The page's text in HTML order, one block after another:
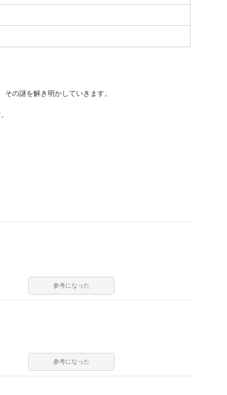
の謎を解き明かしていきます。
参考になった
参考になった